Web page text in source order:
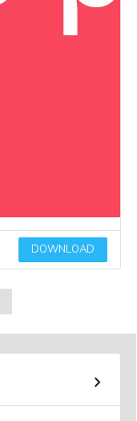
DOWNLOAD